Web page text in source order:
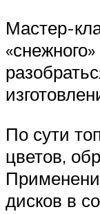
Мастер-
По сути
цветов,
дисков в